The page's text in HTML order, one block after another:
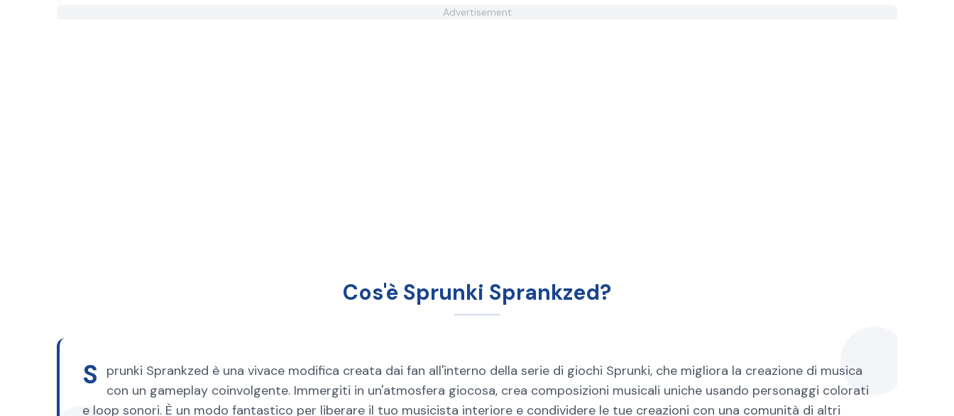
Advertisement
Cos'è Sprunki Sprankzed?
S
prunki Sprankzed è una vivace modifica creata dai fan all'interno della serie di giochi Sprunki, che migliora la creazione di musica
con un gameplay coinvolgente. Immergiti in un'atmosfera giocosa, crea composizioni musicali uniche usando personaggi colorati
e loop sonori. È un modo fantastico per liberare il tuo musicista interiore e condividere le tue creazioni con una comunità di altri